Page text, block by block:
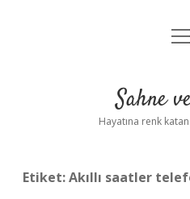
Yasal
Sahne
Hayatına renk
Etiket:Akıllı saatler